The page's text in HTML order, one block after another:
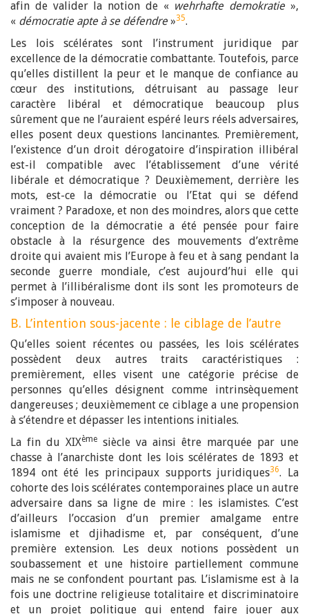
afin de valider la notion de « wehrhafte demokratie»,
« démocratie apte à se défendre»35.
Les lois scélérates sont l’instrument juridique par
excellence de la démocratie combattante. Toutefois, parce
qu’elles distillent la peur et le manque de confiance au
cœur des institutions, détruisant au passage leur
caractère libéral et démocratique beaucoup plus
sûrement que ne l’auraient espéré leurs réels adversaires,
elles posent deux questions lancinantes. Premièrement,
l’existence d’un droit dérogatoire d’inspiration illibéral
est-il compatible avec l’établissement d’une vérité
libérale et démocratique ? Deuxièmement, derrière les
mots, est-ce la démocratie ou l’Etat qui se défend
vraiment ? Paradoxe, et non des moindres, alors que cette
conception de la démocratie a été pensée pour faire
obstacle à la résurgence des mouvements d’extrême
droite qui avaient mis l’Europe à feu et à sang pendant la
seconde guerre mondiale, c’est aujourd’hui elle qui
permet à l’illibéralisme dont ils sont les promoteurs de
s’imposer à nouveau.
B. L’intention sous-jacente : le ciblage de l’autre
Qu’elles soient récentes ou passées, les lois scélérates
possèdent deux autres traits caractéristiques :
premièrement, elles visent une catégorie précise de
personnes qu’elles désignent comme intrinsèquement
dangereuses ; deuxièmement ce ciblage a une propension
à s’étendre et dépasser les intentions initiales.
La fin du XIXème siècle va ainsi être marquée par une
chasse à l’anarchiste dont les lois scélérates de 1893 et
1894 ont été les principaux supports juridiques36. La
cohorte des lois scélérates contemporaines place un autre
adversaire dans sa ligne de mire : les islamistes. C’est
d’ailleurs l’occasion d’un premier amalgame entre
islamisme et djihadisme et, par conséquent, d’une
première extension. Les deux notions possèdent un
soubassement et une histoire partiellement commune
mais ne se confondent pourtant pas. L’islamisme est à la
fois une doctrine religieuse totalitaire et discriminatoire
et un projet politique qui entend faire jouer aux